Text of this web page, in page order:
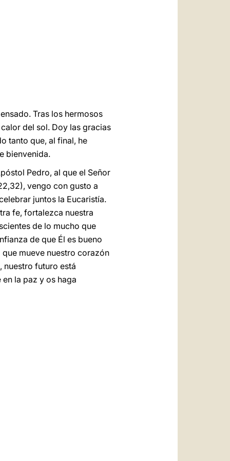
Tras los hermosos
del sol. Doy las gracias
tanto que, al final, he
bienvenida.
Pedro, al que el Señor
vengo con gusto a
juntos la Eucaristía.
fe, fortalezca nuestra
de lo mucho que
de que Él es bueno
mueve nuestro corazón
nuestro futuro está
la paz y os haga